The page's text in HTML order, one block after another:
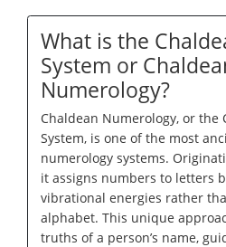
What is the
System or
Numerology?
Chaldean Numerology, or the
System, is one of the most
numerology systems.
it assigns numbers to letters
vibrational energies rather
alphabet. This unique
truths of a person’s name,